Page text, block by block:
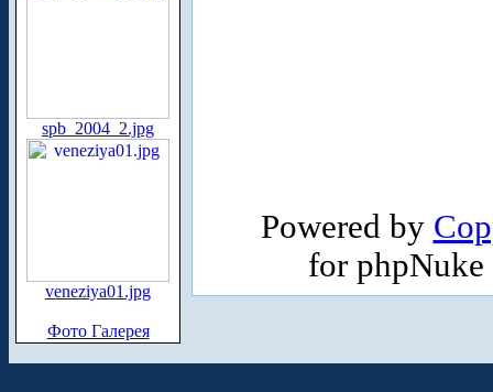
spb_2004_2.jpg
veneziya01.jpg
Фото Галерея
Powered by
for